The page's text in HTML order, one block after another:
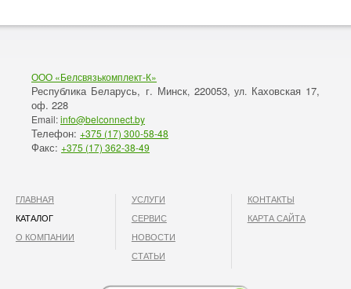
ООО «Белсвязькомплект-К»
Республика Беларусь, г. Минск, 220053, ул. Каховская 17,
оф. 228
Email:info@belconnect.by
Телефон: +375 (17) 300-58-48
Факс: +375 (17) 362-38-49
ГЛАВНАЯ
КАТАЛОГ
О КОМПАНИИ
УСЛУГИ
СЕРВИС
НОВОСТИ
СТАТЬИ
КОНТАКТЫ
КАРТА САЙТА